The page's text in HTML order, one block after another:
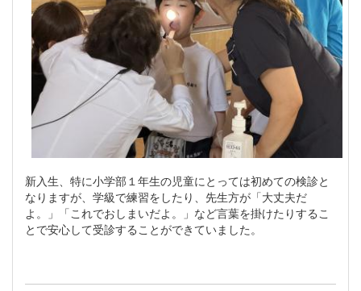
新入生、特に小学部１年生の児童にとっては初めての検診と
なりますが、学級で練習をしたり、先生方が「大丈夫だ
よ。」「これでおしまいだよ。」など言葉を掛けたりするこ
とで安心して受診することができていました。